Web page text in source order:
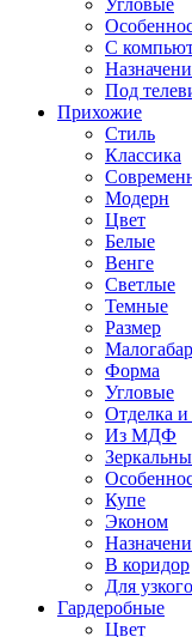
Угловые
С
Под
Прихожие
Стиль
Классика
Модерн
Цвет
Белые
Венге
Светлые
Темные
Размер
Форма
Угловые
Отделка и
Из МДФ
Купе
Эконом
В коридор
Для
Гардеробные
Цвет